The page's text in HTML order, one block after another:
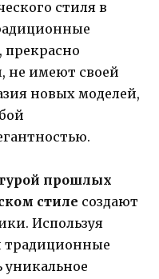
стиля в
прекрасно
не имеют своей
новых моделей,
прошлых
стиле создают
Используя
традиционные